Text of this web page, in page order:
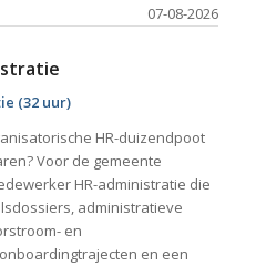
07-08-2026
(32 uur)
HR-duizendpoot
Voor de gemeente
HR-administratie die
administratieve
en
en een